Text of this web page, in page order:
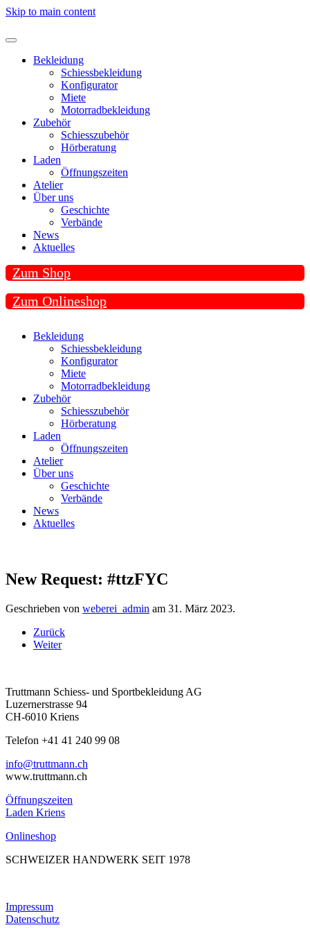
Skip to main content
Bekleidung
Schiessbekleidung
Konfigurator
Miete
Motorradbekleidung
Zubehör
Schiesszubehör
Hörberatung
Laden
Öffnungszeiten
Atelier
Über uns
Geschichte
Verbände
News
Aktuelles
Zum Shop
Zum Onlineshop
Bekleidung
Schiessbekleidung
Konfigurator
Miete
Motorradbekleidung
Zubehör
Schiesszubehör
Hörberatung
Laden
Öffnungszeiten
Atelier
Über uns
Geschichte
Verbände
News
Aktuelles
New Request: #ttzFYC
Geschrieben von weberei_admin am 31. März 2023.
Zurück
Weiter
Truttmann Schiess- und Sportbekleidung AG
Luzernerstrasse 94
CH-6010 Kriens
Telefon +41 41 240 99 08
hc.nnamtturt@ofni
www.truttmann.ch
Öffnungszeiten
Laden Kriens
Onlineshop
SCHWEIZER HANDWERK SEIT 1978
Impressum
Datenschutz